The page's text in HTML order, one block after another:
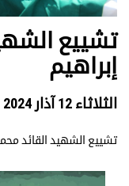
تشييع
إبراهيم
الثلاثاء 12 آذار 2024
تشييع الشهيد القائد